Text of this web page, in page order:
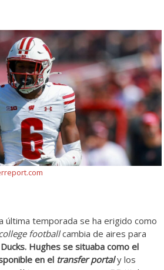
última temporada se ha erigido como
footballcambia de aires para
Hughes se situaba como el
en el transfer portaly los